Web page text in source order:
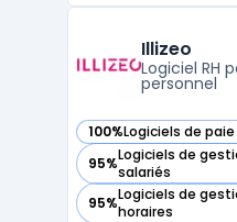
et de suivre les
...
Illizeo
Logiciel RH
personnel
100%Logiciels de
— voir Illizeo dans
95%Logiciels de
salariés
— voir Illizeo dans
95%Logiciels de
horaires
— voir Illizeo dans